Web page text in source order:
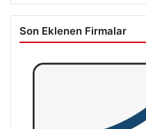
Son Eklenen Firmalar